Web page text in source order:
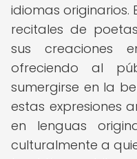
idiomas originarios.
recitales de
sus creaciones
ofreciendo al
sumergirse en la
estas expresiones
en lenguas
culturalmente a